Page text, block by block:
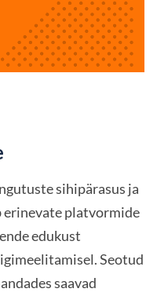
sihipärasus ja
erinevate platvormide
edukust
Seotud
saavad